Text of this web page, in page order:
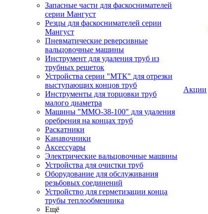
Запасные части для фаскоснимателей
серии Мангуст
Резцы для фаскоснимателей серии
Мангуст
Пневматические реверсивные
вальцовочные машины
Инструмент для удаления труб из
трубных решеток
Устройства серии "МТК" для отрезки
выступающих концов труб
Инструменты для торцовки труб
малого диаметра
Машины "ММО-38-100" для удаления
оребрения на концах труб
Раскатники
Канавочники
Аксессуары
Электрические вальцовочные машины
Устройства для очистки труб
Оборудование для обслуживания
резьбовых соединений
Устройство для герметизации конца
трубы теплообменника
Ещё
Акции